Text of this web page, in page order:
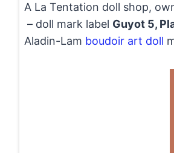
A La Tentation doll shop,
– doll mark label Guyot 5,
Aladin-Lam boudoir art doll